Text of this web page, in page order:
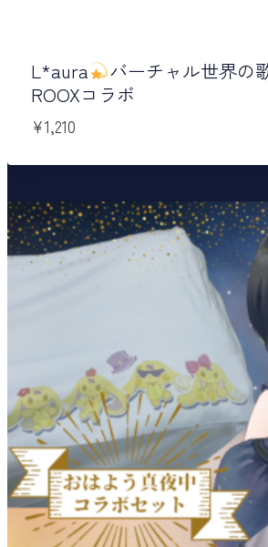
L*aura
バーチャル世界の
ROOXコラボ
¥1,210